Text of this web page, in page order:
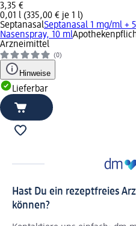
3,35 €
0,01 l (335,00 € je 1 l)
SeptanasalSeptanasal 1 mg/ml +
Nasenspray, 10 ml
Arzneimittel
(0)
Hinweise
Lieferbar
Hast Du ein rezeptfreies
können?